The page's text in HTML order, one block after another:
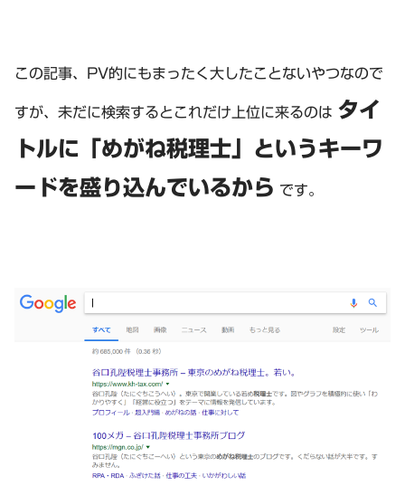
この記事、PV的にもまったく大したことないやつなので
すが、未だに検索するとこれだけ上位に来るのは タイ
トルに「めがね税理士」というキーワ
ードを盛り込んでいるから です。